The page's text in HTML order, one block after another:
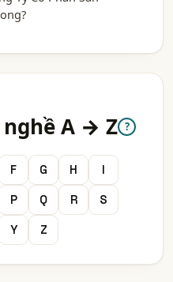
A → Z ?
F G H
I
P Q R
S
Y Z